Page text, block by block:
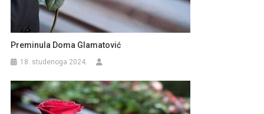
Preminula Doma Glamatović
18. studenoga 2024.